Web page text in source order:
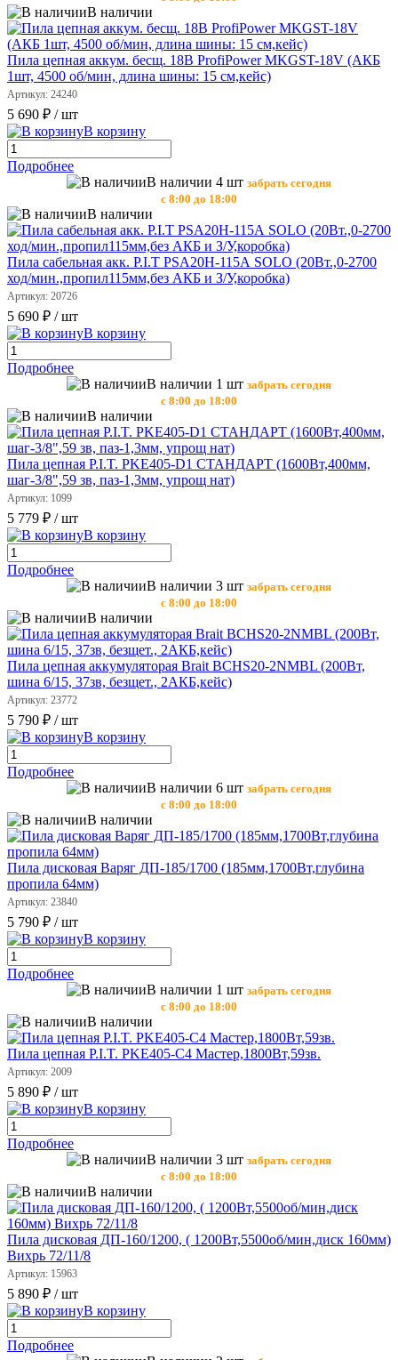
В наличии
Пила цепная аккум. бесщ. 18B ProfiPower MKGST-18V (АКБ
1шт, 4500 об/мин, длина шины: 15 см,кейс)
Артикул: 24240
5 690 ₽ / шт
В корзину
Подробнее
В наличии 4 шт забрать сегодня
с 8:00 до 18:00
В наличии
Пила сабельная акк. P.I.T PSA20Н-115А SOLO (20Вт.,0-2700
ход/мин.,пропил115мм,без АКБ и З/У,коробка)
Артикул: 20726
5 690 ₽ / шт
В корзину
Подробнее
В наличии 1 шт забрать сегодня
с 8:00 до 18:00
В наличии
Пила цепная P.I.T. PKE405-D1 СТАНДАРТ (1600Вт,400мм,
шаг-3/8",59 зв, паз-1,3мм, упрощ нат)
Артикул: 1099
5 779 ₽ / шт
В корзину
Подробнее
В наличии 3 шт забрать сегодня
с 8:00 до 18:00
В наличии
Пила цепная аккумуляторая Brait BCHS20-2NMBL (200Вт,
шина 6/15, 37зв, безщет., 2АКБ,кейс)
Артикул: 23772
5 790 ₽ / шт
В корзину
Подробнее
В наличии 6 шт забрать сегодня
с 8:00 до 18:00
В наличии
Пила дисковая Варяг ДП-185/1700 (185мм,1700Вт,глубина
пропила 64мм)
Артикул: 23840
5 790 ₽ / шт
В корзину
Подробнее
В наличии 1 шт забрать сегодня
с 8:00 до 18:00
В наличии
Пила цепная P.I.T. PKE405-C4 Мастер,1800Вт,59зв.
Артикул: 2009
5 890 ₽ / шт
В корзину
Подробнее
В наличии 3 шт забрать сегодня
с 8:00 до 18:00
В наличии
Пила дисковая ДП-160/1200, ( 1200Вт,5500об/мин,диск 160мм)
Вихрь 72/11/8
Артикул: 15963
5 890 ₽ / шт
В корзину
Подробнее